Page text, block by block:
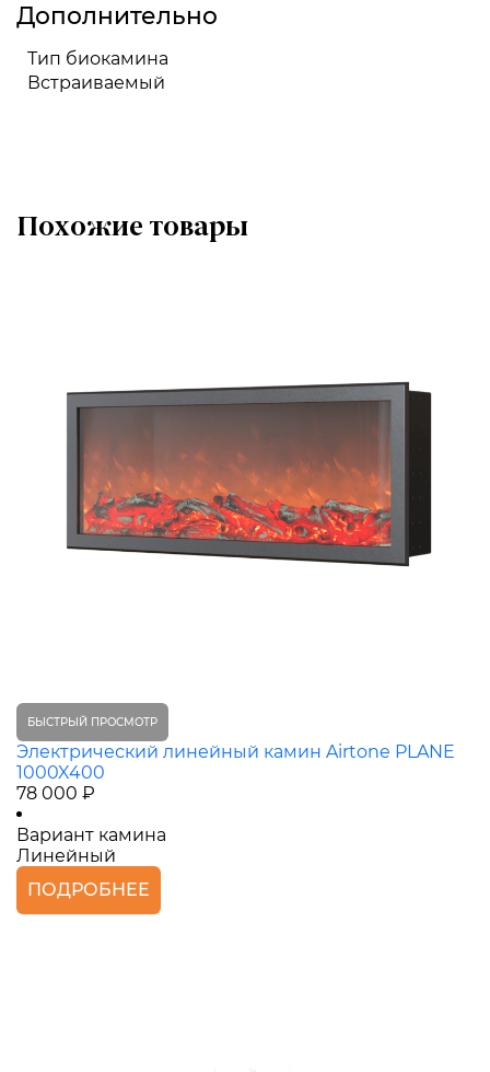
Дополнительно
Тип биокамина
Встраиваемый
Похожие товары
БЫСТРЫЙ ПРОСМОТР
Электрический линейный камин Airtone PLANE
1000X400
78 000 ₽
Вариант камина
Линейный
ПОДРОБНЕЕ